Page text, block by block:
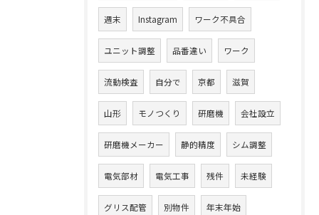
週末 Instagram ワーク不具合
ユニット調整 品番違い ワーク
流動検査 自分で 京都 滋賀
山形 モノつくり 研磨機 会社設立
研磨機メーカー 静的精度 シム調整
電気部材 電気工事 残件 未経験
グリス配管 別物件 年末年始